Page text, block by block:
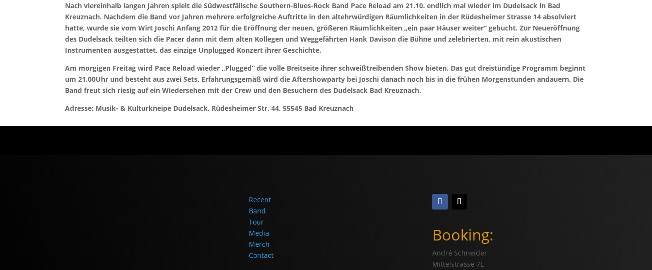
Nach viereinhalb langen Jahren spielt die Südwestfälische Southern-Blues-Rock Band Pace Reload am 21.10. endlich mal wieder im Dudelsack in Bad
Kreuznach. Nachdem die Band vor Jahren mehrere erfolgreiche Auftritte in den altehrwürdigen Räumlichkeiten in der Rüdesheimer Strasse 14 absolviert
hatte, wurde sie vom Wirt Joschi Anfang 2012 für die Eröffnung der neuen, größeren Räumlichkeiten „ein paar Häuser weiter“ gebucht. Zur Neueröffnung
des Dudelsack teilten sich die Pacer dann mit dem alten Kollegen und Weggefährten Hank Davison die Bühne und zelebrierten, mit rein akustischen
Instrumenten ausgestattet, das einzige Unplugged Konzert ihrer Geschichte.
Am morgigen Freitag wird Pace Reload wieder „Plugged“ die volle Breitseite ihrer schweißtreibenden Show bieten. Das gut dreistündige Programm beginnt
um 21.00Uhr und besteht aus zwei Sets. Erfahrungsgemäß wird die Aftershowparty bei Joschi danach noch bis in die frühen Morgenstunden andauern. Die
Band freut sich riesig auf ein Wiedersehen mit der Crew und den Besuchern des Dudelsack Bad Kreuznach.
Adresse: Musik- & Kulturkneipe Dudelsack, Rüdesheimer Str. 44, 55545 Bad Kreuznach
Recent
Band
Tour
Media
Merch
Contact
Booking:
André Schneider
Mittelstrasse 7E